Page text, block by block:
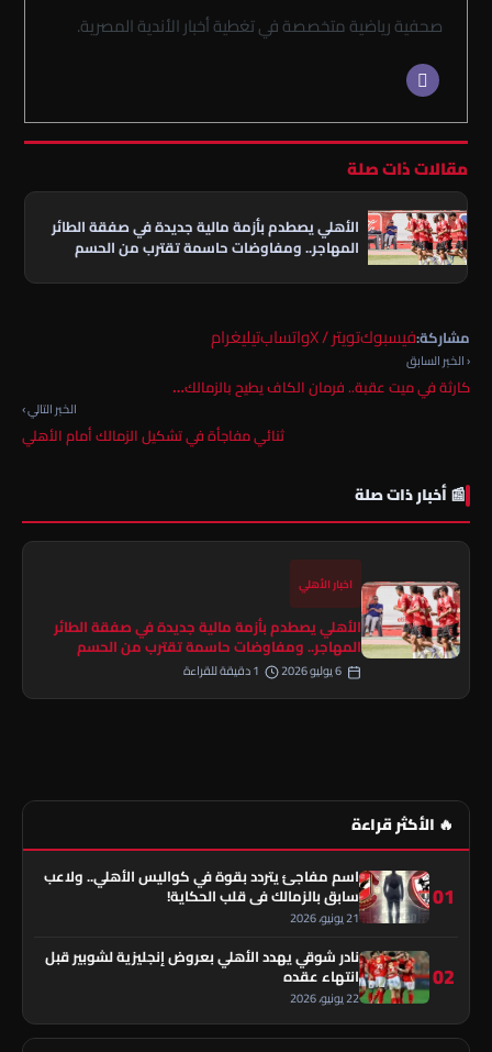
صحفية رياضية متخصصة في تغطية أخبار الأندية المصرية.
مقالات ذات صلة
الأهلي يصطدم بأزمة مالية جديدة في صفقة الطائر
المهاجر.. ومفاوضات حاسمة تقترب من الحسم
مشاركة:فيسبوكتويتر / X واتسابتيليغرام
‹ الخبر السابق
كارثة في ميت عقبة.. فرمان الكاف يطيح بالزمالك…
الخبر التالي ›
ثنائي مفاجأة في تشكيل الزمالك أمام الأهلي
📰 أخبار ذات صلة
اخبار الأهلي
الأهلي يصطدم بأزمة مالية جديدة في صفقة الطائر
المهاجر.. ومفاوضات حاسمة تقترب من الحسم
🔥 الأكثر قراءة
01
اسم مفاجئ يتردد بقوة في كواليس الأهلي.. ولاعب
سابق بالزمالك في قلب الحكاية!
21 يونيو، 2026
02
نادر شوقي يهدد الأهلي بعروض إنجليزية لشوبير قبل
انتهاء عقده
22 يونيو، 2026